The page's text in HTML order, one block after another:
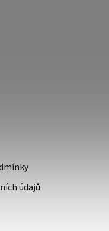
údajů